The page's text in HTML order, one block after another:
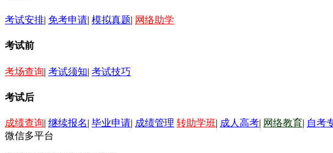
考试安排| 免考申请| 模拟真题| 网络助学
考试前
考场查询| 考试须知| 考试技巧
考试后
成绩查询| 继续报名| 毕业申请| 成绩管理 转助学班| 成人高考| 网络教育| 自考
微信多平台